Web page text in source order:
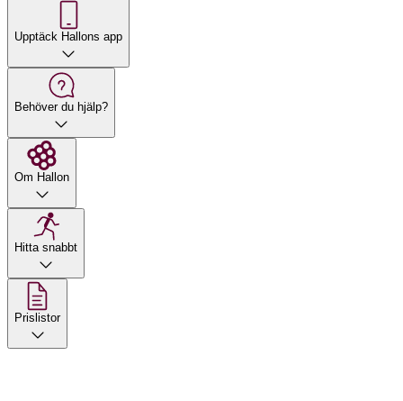
Upptäck Hallons app
Behöver du hjälp?
Om Hallon
Hitta snabbt
Prislistor